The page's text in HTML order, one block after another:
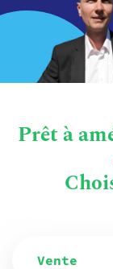
Prêt à